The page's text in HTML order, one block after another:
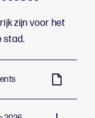
zijn voor het
stad.